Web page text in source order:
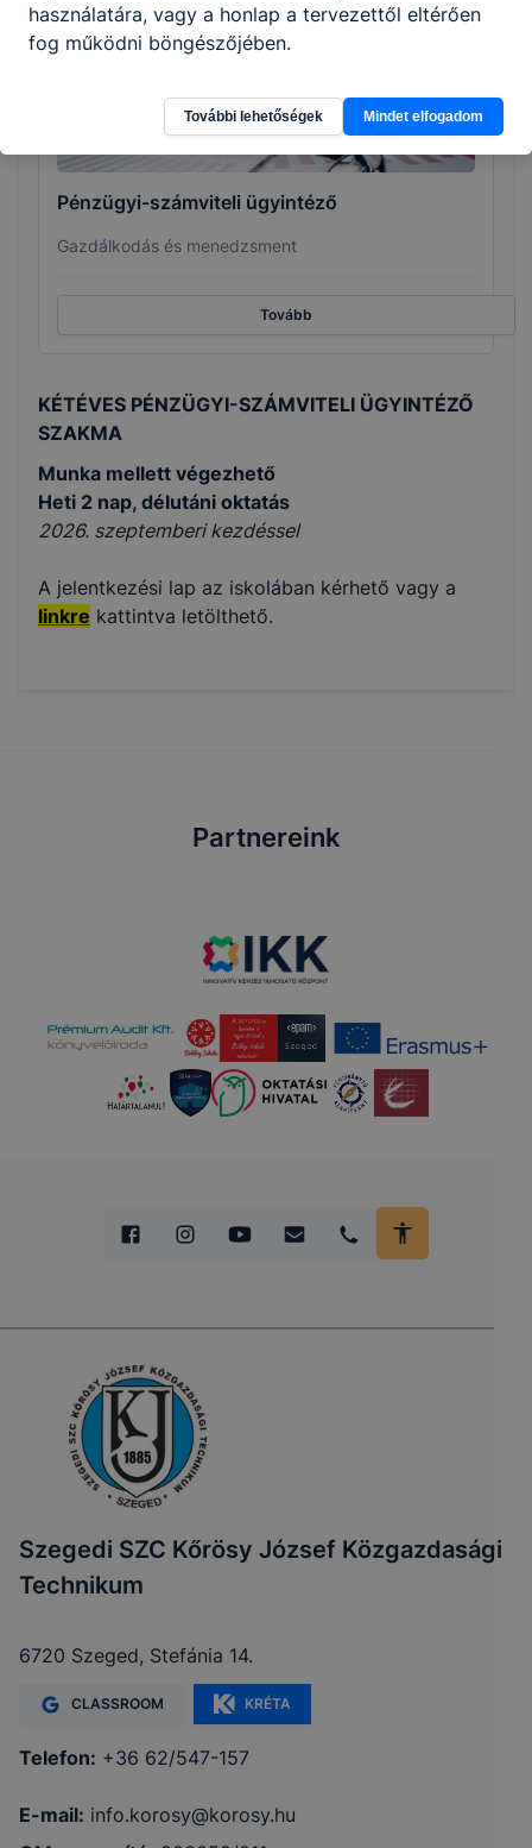
Pénzügyi-számviteli ügyintéző
Gazdálkodás és menedzsment
Tovább
KÉTÉVES PÉNZÜGYI-SZÁMVITELI ÜGYINTÉZŐ
SZAKMA
Munka mellett végezhető
Heti 2 nap, délutáni oktatás
2026. szeptemberi kezdéssel
A jelentkezési lap az iskolában kérhető vagy a
linkre kattintva letölthető.
Partnereink
Szegedi SZC Kőrösy József Közgazdasági
Technikum
6720 Szeged, Stefánia 14.
CLASSROOM KRÉTA
Telefon: +36 62/547-157
E-mail: info.korosy@korosy.hu
használatára, vagy a honlap a tervezettől eltérően
fog működni böngészőjében.
További lehetőségek Mindet elfogadom